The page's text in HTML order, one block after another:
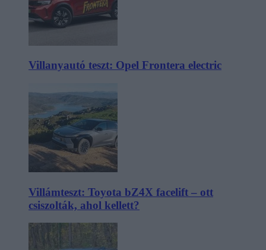
Villanyautó teszt: Opel Frontera electric
Villámteszt: Toyota bZ4X facelift – ott
csiszolták, ahol kellett?